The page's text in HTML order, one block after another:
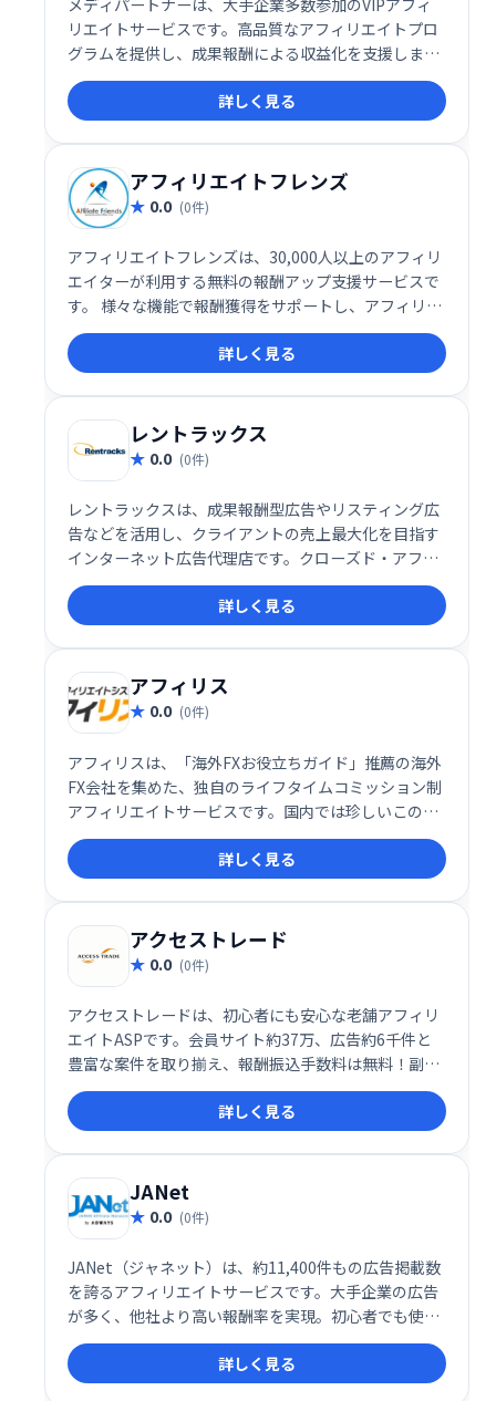
メディパートナーは、大手企業多数参加のVIPアフィ
リエイトサービスです。高品質なアフィリエイトプロ
グラムを提供し、成果報酬による収益化を支援しま
す。
詳しく見る
アフィリエイトフレンズ
0.0 (0件)
アフィリエイトフレンズは、30,000人以上のアフィリ
エイターが利用する無料の報酬アップ支援サービスで
す。 様々な機能で報酬獲得をサポートし、アフィリエ
イト活動の効率化を促進します。 無料で利用でき、手
軽に始められるので、初心者からベテランまで幅広く
活用できます。アフィリエイト活動の成功を支援しま
す。
詳しく見る
レントラックス
0.0 (0件)
レントラックスは、成果報酬型広告やリスティング広
告などを活用し、クライアントの売上最大化を目指す
インターネット広告代理店です。クローズド・アフィ
リエイトネットワークによるASP事業も展開してお
り、効果的な広告戦略でビジネス成長をサポートしま
す。
詳しく見る
アフィリス
0.0 (0件)
アフィリスは、「海外FXお役立ちガイド」推薦の海外
FX会社を集めた、独自のライフタイムコミッション制
アフィリエイトサービスです。国内では珍しいこのシ
ステムにより、長期的な収益獲得を目指せます。
詳しく見る
アクセストレード
0.0 (0件)
アクセストレードは、初心者にも安心な老舗アフィリ
エイトASPです。会員サイト約37万、広告約6千件と
豊富な案件を取り揃え、報酬振込手数料は無料！副収
入獲得を目指すなら、充実のサポート体制と豊富な情
報で成功へ導くアクセストレードをご利用ください。
詳しく見る
JANet
0.0 (0件)
JANet（ジャネット）は、約11,400件もの広告掲載数
を誇るアフィリエイトサービスです。大手企業の広告
が多く、他社より高い報酬率を実現。初心者でも使い
やすいインターフェースで、ブログ運営者にも最適で
す。多くの広告の中から、最適な案件を見つけ、収益
化を目指しましょう。
詳しく見る